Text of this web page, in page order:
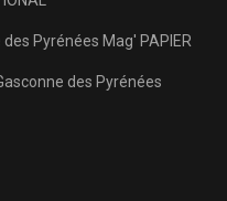
des Pyrénées Mag' PAPIER
des Pyrénées